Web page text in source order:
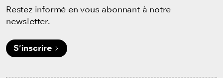
Restez informé en vous abonnant à notre
newsletter.
S'inscrire